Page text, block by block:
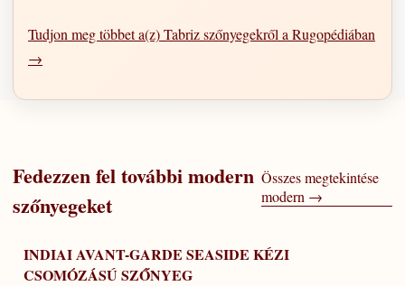
Tudjon meg többet a(z) Tabriz szőnyegekről a Rugopédiában
→
Fedezzen fel továbbimodern
szőnyegeket
Összes megtekintése
modern →
INDIAI AVANT-GARDE SEASIDE KÉZI
CSOMÓZÁSÚ SZŐNYEG